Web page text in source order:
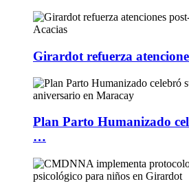
Girardot refuerza
Plan Parto Humanizado
…